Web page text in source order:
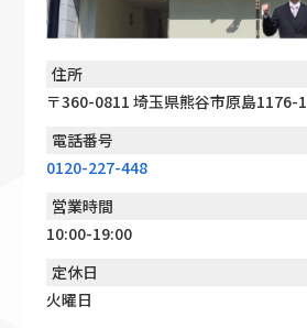
住所
〒360-0811 埼玉県熊谷市原島1176-1
電話番号
0120-227-448
営業時間
10:00-19:00
定休日
火曜日